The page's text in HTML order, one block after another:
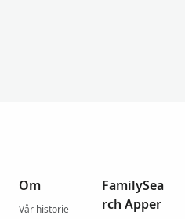
Om
Vår historie
FamilySea
rch Apper